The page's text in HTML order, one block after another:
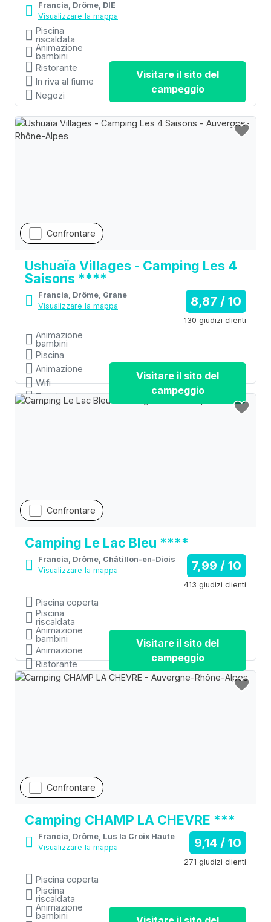
Francia, Drôme, DIE
Visualizzare la mappa
Piscina
riscaldata
Animazione
bambini
Ristorante
In riva al fiume
Negozi
Visitare il sito del
campeggio
Confrontare
Ushuaïa Villages - Camping Les 4
Saisons ****
Francia, Drôme, Grane
Visualizzare la mappa
8,87 / 10
130 giudizi clienti
Animazione
bambini
Piscina
Animazione
Wifi
Tennis
Visitare il sito del
campeggio
Confrontare
Camping Le Lac Bleu ****
Francia, Drôme, Châtillon-en-Diois
Visualizzare la mappa
7,99 / 10
413 giudizi clienti
Piscina coperta
Piscina
riscaldata
Animazione
bambini
Animazione
Ristorante
Visitare il sito del
campeggio
Confrontare
Camping CHAMP LA CHEVRE ***
Francia, Drôme, Lus la Croix Haute
Visualizzare la mappa
9,14 / 10
271 giudizi clienti
Piscina coperta
Piscina
riscaldata
Animazione
bambini